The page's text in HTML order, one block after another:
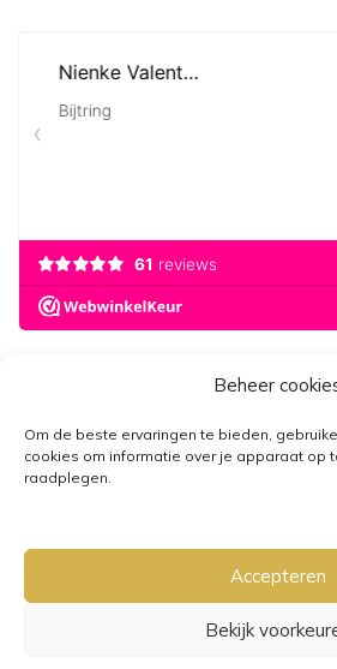
Beheer
Om de beste ervaringen te bieden,
cookies om informatie over je apparaat op
raadplegen.
Accepteren
Bekijk